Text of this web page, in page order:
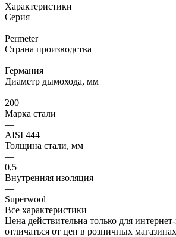
Характеристики
Серия
—
Permeter
Страна производства
—
Германия
Диаметр дымохода, мм
—
200
Марка стали
—
AISI 444
Толщина стали, мм
—
0,5
Внутренняя изоляция
—
Superwool
Все характеристики
Цена действительна только для
отличаться от цен в розничных магазинах